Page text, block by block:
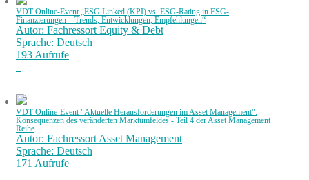
VDT Online-Event „ESG Linked (KPI) vs. ESG-Rating in ESG-
Finanzierungen – Trends, Entwicklungen, Empfehlungen“
Autor: Fachressort Equity & Debt
Sprache: Deutsch
193 Aufrufe
VDT Online-Event "Aktuelle Herausforderungen im Asset Management":
Konsequenzen des veränderten Marktumfeldes - Teil 4 der Asset Management
Reihe
Autor: Fachressort Asset Management
Sprache: Deutsch
171 Aufrufe